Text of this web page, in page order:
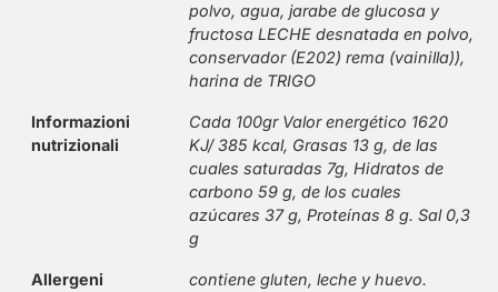
polvo, agua, jarabe de glucosa y
fructosa LECHE desnatada en polvo,
conservador (E202) rema (vainilla)),
harina de TRIGO
Informazioni
nutrizionali
Cada 100gr Valor energético 1620
KJ/ 385 kcal, Grasas 13 g, de las
cuales saturadas 7g, Hidratos de
carbono 59 g, de los cuales
azúcares 37 g, Proteínas 8 g. Sal 0,3
g
Allergeni
contiene gluten, leche y huevo.